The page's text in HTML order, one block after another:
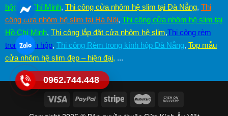
hộp Hồ Chí Minh, Thi công cửa nhôm hệ slim tại Đà Nẵng, Thi
công cửa nhôm hệ slim tại Hà Nội, Thi công cửa nhôm hệ slim tại
Hồ Chí Minh, Thi công lắp đặt cửa nhôm hệ slim,Thi công rèm
trong kính hộp, Thi công Rèm trong kính hộp Đà Nẵng, Top mẫu
cửa nhôm hệ slim đẹp – hiện đại, ...
0962.744.448